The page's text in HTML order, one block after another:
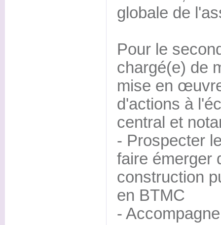
globale de
Pour le
chargé(e) de
mise en
d'actions à
central et
- Prospecter
faire émerger
construction
en BTMC
-